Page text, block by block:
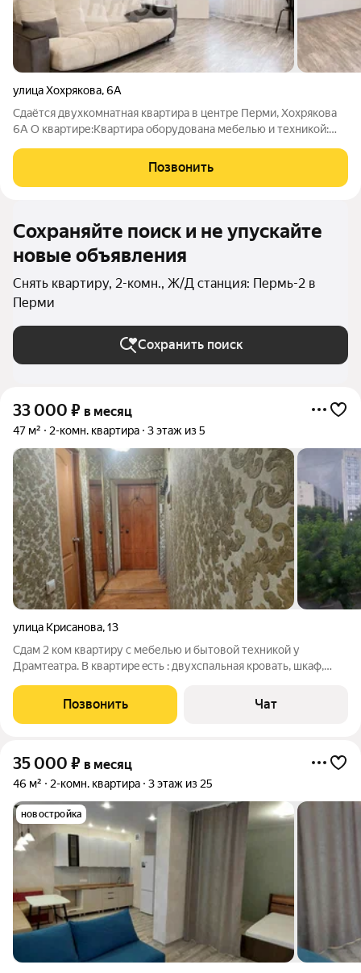
улица Хохрякова,6А
Сдаётся двухкомнатная квартира в центре Перми, Хохрякова
6А О квартире:Квартира оборудована мебелью и техникой:
диван, электрочайник, вместительный шкаф, двухспальная
кровать и другое. Есть
Позвонить
Сохраняйте поиск и не упускайте
новые объявления
Снять квартиру, 2-комн., Ж/Д станция: Пермь-2 в
Перми
Сохранить поиск
33 000 ₽ в месяц
47 м² 2-комн. квартира 3 этаж из 5
улица Крисанова,13
Cдам 2 кoм квaртиpу с мебелью и бытовой теxникой у
Дpамтeaтpa. В квapтиpe ecть : двуxcпальная крoвaть, шкaф,
cтиральнaя мaшина, кухонный гapнитуp. Отличнaя локация:
тиxий двор в центре
Позвонить Чат
35 000 ₽ в месяц
46 м² 2-комн. квартира 3 этаж из 25
новостройка